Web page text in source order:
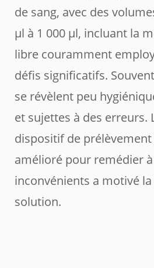
de sang, avec des
µl à 1 000 µl, incluant la
libre couramment
défis significatifs.
se révèlent peu
et sujettes à des erreurs.
dispositif de
amélioré pour remédier
inconvénients a motivé
solution.